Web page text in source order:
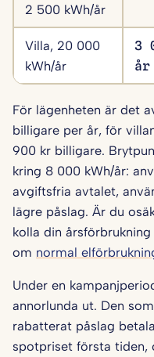
2 500 kWh/år
Villa, 20 000
kWh/år
3
år
För lägenheten är det
billigare per år, för
900 kr billigare.
kring 8 000 kWh/år:
avgiftsfria avtalet,
lägre påslag. Är du
kolla din
om normal
Under en
annorlunda ut. Den
rabatterat påslag
spotpriset första tiden,